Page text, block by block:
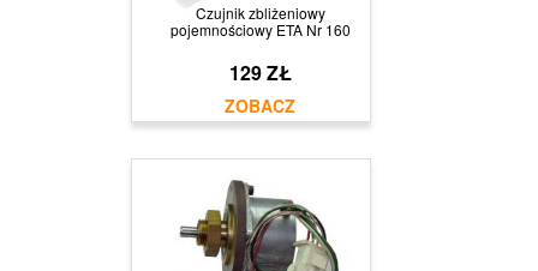
Czujnik zbliżeniowy
pojemnościowy ETA Nr 160
129 ZŁ